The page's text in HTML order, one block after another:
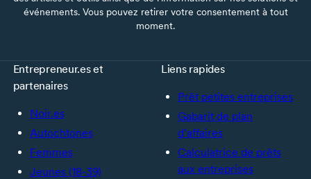
événements. Vous pouvez retirer votre consentement à tout
moment.
Entrepreneur.es et
partenaires
Noir.es
Autochtones
Femmes
Jeunes (18-39)
Liens rapides
Prêt petites entreprises
Gabarit de plan
d’affaires
Calculatrice de prêts
aux entreprises